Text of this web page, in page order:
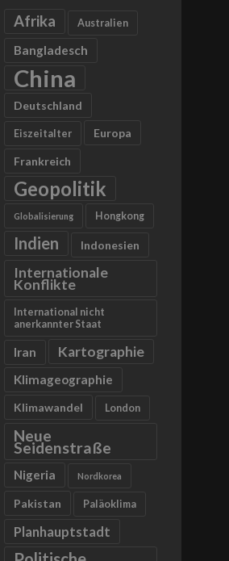
Afrika Australien
Bangladesch
China
Deutschland
Eiszeitalter Europa
Frankreich
Geopolitik
Globalisierung Hongkong
Indien Indonesien
Internationale
Konflikte
International nicht
anerkannter Staat
Iran Kartographie
Klimageographie
Klimawandel London
Neue
Seidenstraße
Nigeria Nordkorea
Pakistan Paläoklima
Planhauptstadt